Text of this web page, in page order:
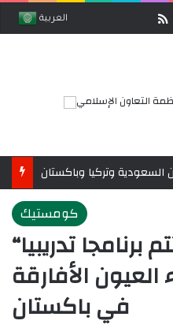
العربية
كومستيك
“كومستيك” تختتم برنامجا تدريبيا
الأفارقة
في باكستان